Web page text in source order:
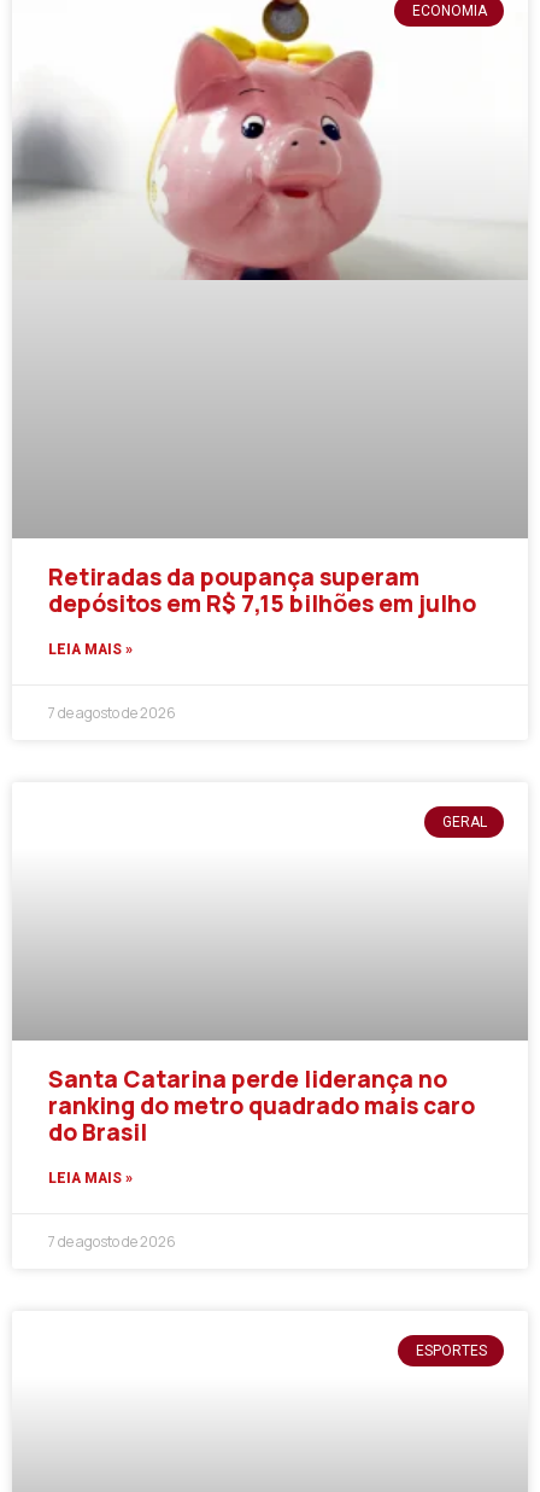
ECONOMIA
Retiradas da poupança superam
depósitos em R$ 7,15 bilhões em julho
LEIA MAIS »
7 de agosto de 2026
GERAL
Santa Catarina perde liderança no
ranking do metro quadrado mais caro
do Brasil
LEIA MAIS »
7 de agosto de 2026
ESPORTES